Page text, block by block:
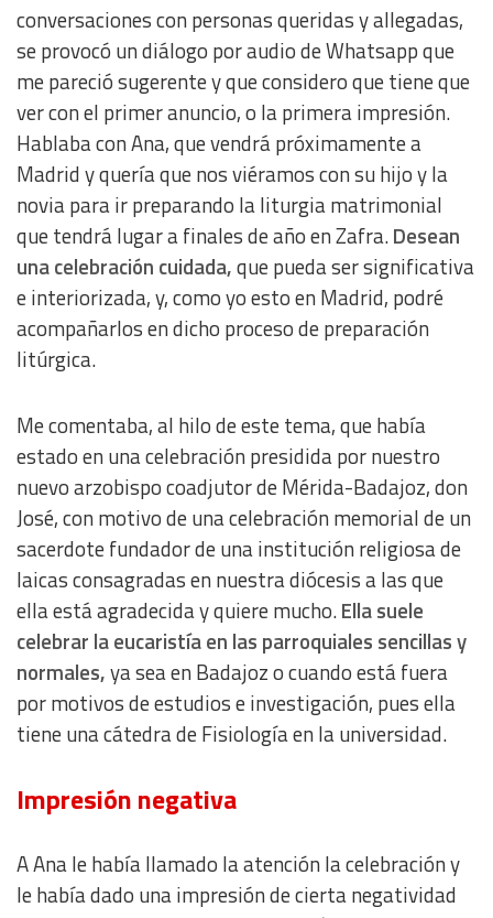
conversaciones con personas queridas y allegadas,
se provocó un diálogo por audio de Whatsapp que
me pareció sugerente y que considero que tiene que
ver con el primer anuncio, o la primera impresión.
Hablaba con Ana, que vendrá próximamente a
Madrid y quería que nos viéramos con su hijo y la
novia para ir preparando la liturgia matrimonial
que tendrá lugar a finales de año en Zafra.Desean
una celebración cuidada,que pueda ser significativa
e interiorizada, y, como yo esto en Madrid, podré
acompañarlos en dicho proceso de preparación
litúrgica.
Me comentaba, al hilo de este tema, que había
estado en una celebración presidida por nuestro
nuevo arzobispo coadjutor de Mérida-Badajoz, don
José, con motivo de una celebración memorial de un
sacerdote fundador de una institución religiosa de
laicas consagradas en nuestra diócesis a las que
ella está agradecida y quiere mucho.Ella suele
celebrar la eucaristía en las parroquiales sencillas y
normales,ya sea en Badajoz o cuando está fuera
por motivos de estudios e investigación, pues ella
tiene una cátedra de Fisiología en la universidad.
Impresión negativa
A Ana le había llamado la atención la celebración y
le había dado una impresión de cierta negatividad